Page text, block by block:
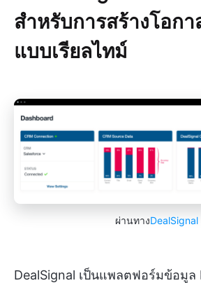
สำหรับการสร้างโอก
แบบเรียลไทม์
ผ่านทางDealSignal
DealSignal เป็นแพลตฟอร์มข้อมูล